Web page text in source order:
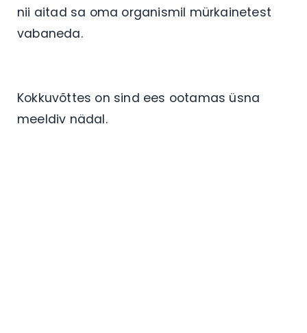
nii aitad sa oma organismil mürkainetest
vabaneda.
Kokkuvõttes on sind ees ootamas üsna
meeldiv nädal.